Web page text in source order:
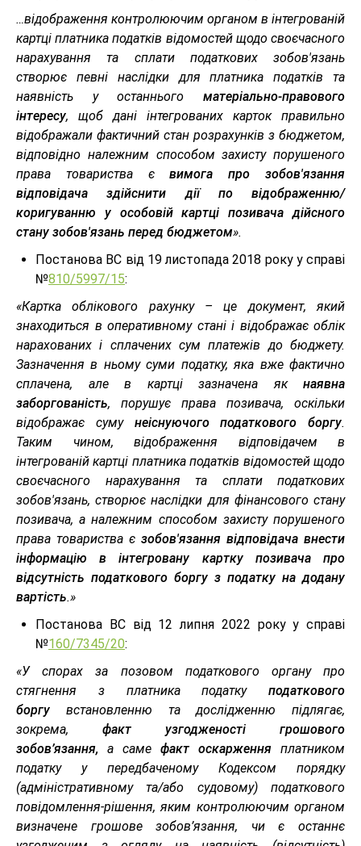
…відображення контролюючим органом в інтегрованій
картці платника податків відомостей щодо своєчасного
нарахування та сплати податкових зобов'язань
створює певні наслідки для платника податків та
наявність у останнього матеріально-правового
інтересу, щоб дані інтегрованих карток правильно
відображали фактичний стан розрахунків з бюджетом,
відповідно належним способом захисту порушеного
права товариства євимога про зобов'язання
відповідача здійснити дії по відображенню/
коригуванню у особовій картці позивача дійсного
стану зобов'язань перед бюджетом».
Постанова ВС від 19 листопада 2018 року у справі
№810/5997/15:
«Картка облікового рахунку – це документ, який
знаходиться в оперативному стані і відображає облік
нарахованих і сплачених сум платежів до бюджету.
Зазначення в ньому суми податку, яка вже фактично
сплачена, але в картці зазначена як наявна
заборгованість, порушує права позивача, оскільки
відображає суму неіснуючого податкового боргу.
Таким чином, відображення відповідачем в
інтегрованій картці платника податків відомостей щодо
своєчасного нарахування та сплати податкових
зобов'язань, створює наслідки для фінансового стану
позивача, а належним способом захисту порушеного
права товариства є зобов'язання відповідача внести
інформацію в інтегровану картку позивача про
відсутність податкового боргу з податку на додану
вартість.»
Постанова ВС від 12 липня 2022 року у справі
№160/7345/20:
«У спорах за позовом податкового органу про
стягнення з платника податку податкового
боргу встановленню та дослідженню підлягає,
зокрема, факт узгодженості грошового
зобов’язання, а саме факт оскарження платником
податку у передбаченому Кодексом порядку
(адміністративному та/або судовому) податкового
повідомлення-рішення, яким контролюючим органом
визначене грошове зобов’язання, чи є останнє